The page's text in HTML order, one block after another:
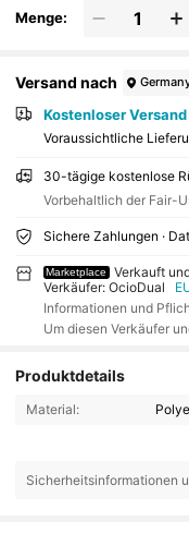
Menge:
Versand nach
Kostenloser Versand
Voraussichtliche
30-tägige kostenlose
Vorbehaltlich der Fair-
Sichere Zahlungen ·
Marketplace
Verkauft
Verkäufer: OcioDual
Informationen und
Um diesen Verkäufer
Produktdetails
Material:
Sicherheitsinformationen